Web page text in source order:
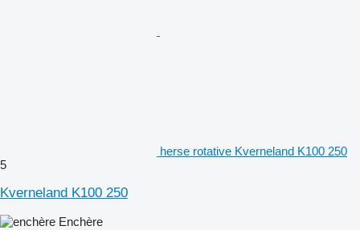
herse rotative Kverneland K100 250
5
Kverneland K100 250
Enchère